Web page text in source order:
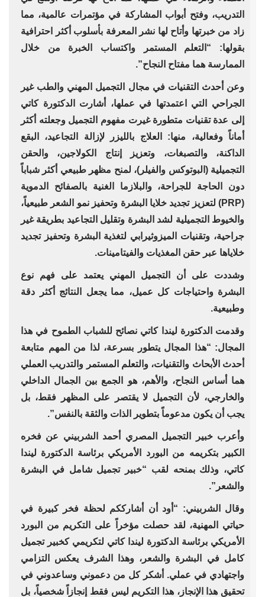
التدريب، وفتح أبواب المشاركة في مؤتمرات عالمية، مما
زاد من خبرتها وأتاح لها نشر المعرفة بأسلوب أكثر احترافية
بقولها: “التعلم المستمر واكتساب الخبرة من خلال
الممارسة هما مفتاح النجاح”.
وعن أحدث التقنيات في مجال التجميل المهني والطب غير
الجراحي التي اعتمدتها في عملها، أشارت الدكتورة كاتي
إلى عدة تقنيات متطورة غيرت مفهوم التجميل وجعلته أكثر
أماناً وفعالية، منها: العلاج بالليزر لإزالة التجاعيد، البقع
الداكنة، والتصبغات، وتعزيز إنتاج الكولاجين، والحقن
التجميلية (البوتوكس والفيلر)، لمنح مظهر طبيعي أكثر شباباً
دون الحاجة للجراحة، والبلازما الغنية بالصفائح الدموية
(PRP) لتعزيز تجديد خلايا البشرة وتحفيز نمو الشعر طبيعياً،
والخيوط التجميلية لشد البشرة وتقليل التجاعيد بطريقة غير
جراحية، وتقنيات الميزوثيرابي لتغذية البشرة وتحفيز تجديد
خلاياها عبر حقن المغذيات والفيتامينات.
وشددت على أن التجميل المهني يعتمد على فهم نوع
البشرة واحتياجات كل عميل، مما يجعل النتائج أكثر دقة
وطبيعية.
وقدمت الدكتورة ليندا كاتي نصائح للشباب الطموح في هذا
المجال: “هذا المجال يتطور بسرعة، لذا من المهم متابعة
أحدث الأبحاث والتقنيات، والتعلم المستمر والتدريب العملي
هما أساس النجاح، والأهم، هو الجمع بين الجمال الداخلي
والخارجي، لأن التجميل لا يقتصر على المظهر فقط، بل
يجب أن يكون مدعوماً بتطوير الذات والثقة بالنفس”.
وأعرب خبير التجميل المصري أحمد الشربيني عن فخره
الكبير بتكريمه من البورد الأمريكي برئاسة الدكتورة ليندا
كاتي، وذلك بمنحه لقب “خبير تجميل شامل في البشرة
والشعر”.
وقال الشربيني: “أود أن أشارككم لحظة فخر كبيرة في
حياتي المهنية، لقد حصلت مؤخراً على التكريم من البورد
الأمريكي برئاسة الدكتورة ليندا كاتي لتكريمي كخبير تجميل
كامل في البشرة والشعر، وهذا الشرف يعكس التزامي
واجتهادي في عملي. أشكر كل من دعموني وساعدوني في
تحقيق هذا الإنجاز، هذا التكريم ليس فقط إنجازاً شخصياً، بل